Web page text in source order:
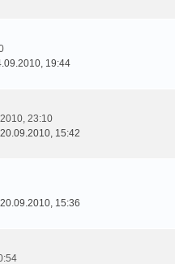
19:44
23:10
20.09.2010, 15:42
20.09.2010, 15:36